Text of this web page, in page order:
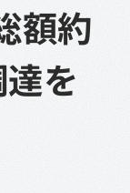
額約
を